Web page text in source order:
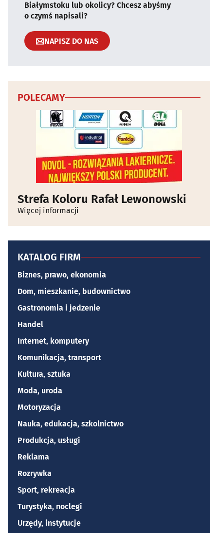
Białymstoku lub okolicy? Chcesz abyśmy
o czymś napisali?
NAPISZ DO NAS
POLECAMY
Strefa Koloru Rafał Lewonowski
Więcej informacji
KATALOG FIRM
Biznes, prawo, ekonomia
Dom, mieszkanie, budownictwo
Gastronomia i jedzenie
Handel
Internet, komputery
Komunikacja, transport
Kultura, sztuka
Moda, uroda
Motoryzacja
Nauka, edukacja, szkolnictwo
Produkcja, usługi
Reklama
Rozrywka
Sport, rekreacja
Turystyka, noclegi
Urzędy, instytucje